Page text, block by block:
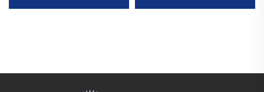
Pudra Boyası
(Metal Dekorasiyası